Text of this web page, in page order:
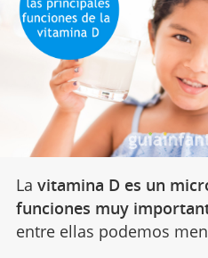
La vitamina D es un
funciones muy
entre ellas podemos